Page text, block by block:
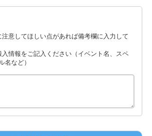
意してほしい点があれば備考欄に入力して
入情報をご記入ください（イベント名、スペ
名など）